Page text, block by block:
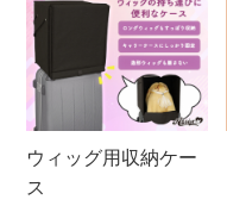
ウィッグ用収納ケー
ス